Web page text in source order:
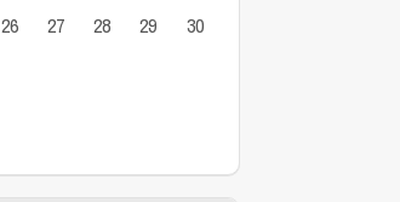
26 27 28 29
30